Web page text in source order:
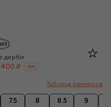
дерби
₽ -30%
Таблица размеров
7.5 8 8.5 9